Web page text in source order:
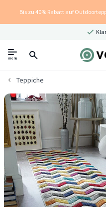
Bis zu 40% Rabatt auf
menu
Teppiche